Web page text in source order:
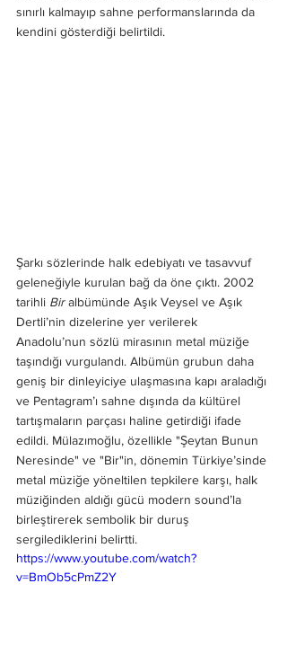
sınırlı kalmayıp sahne performanslarında da
kendini gösterdiği belirtildi.
Şarkı sözlerinde halk edebiyatı ve tasavvuf
geleneğiyle kurulan bağ da öne çıktı. 2002
tarihli Bir albümünde Aşık Veysel ve Aşık
Dertli’nin dizelerine yer verilerek
Anadolu’nun sözlü mirasının metal müziğe
taşındığı vurgulandı. Albümün grubun daha
geniş bir dinleyiciye ulaşmasına kapı araladığı
ve Pentagram’ı sahne dışında da kültürel
tartışmaların parçası haline getirdiği ifade
edildi. Mülazımoğlu, özellikle "Şeytan Bunun
Neresinde" ve "Bir"in, dönemin Türkiye’sinde
metal müziğe yöneltilen tepkilere karşı, halk
müziğinden aldığı gücü modern sound’la
birleştirerek sembolik bir duruş
sergilediklerini belirtti.
https://www.youtube.com/watch?
v=BmOb5cPmZ2Y